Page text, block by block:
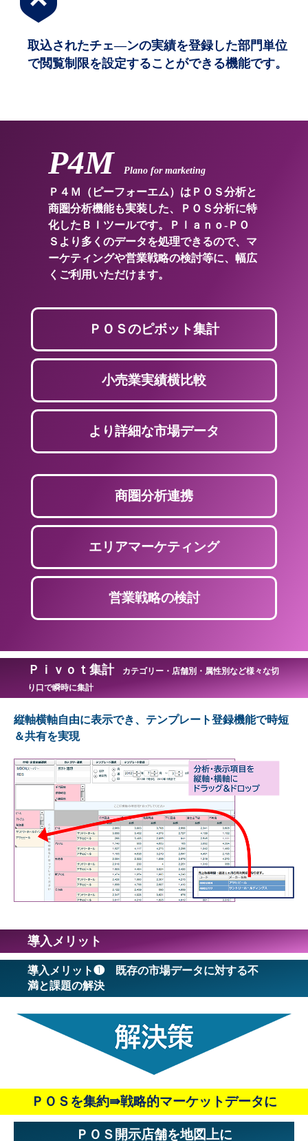
取込されたチェ―ンの実績を登録した部門単位
で閲覧制限を設定することができる機能です。
P4M Plano for marketing
Ｐ４Ｍ（ピーフォーエム）はＰＯＳ分析と
商圏分析機能も実装した、ＰＯＳ分析に特
化したＢＩツールです。Ｐｌａｎｏ-ＰＯ
Ｓより多くのデータを処理できるので、マ
ーケティングや営業戦略の検討等に、幅広
くご利用いただけます。
ＰＯＳのピボット集計
小売業実績横比較
より詳細な市場データ
商圏分析連携
エリアマーケティング
営業戦略の検討
Ｐｉｖｏｔ集計カテゴリー・店舗別・属性別など様々な切
り口で瞬時に集計
縦軸横軸自由に表示でき、テンプレート登録機能で時短
＆共有を実現
導入メリット
導入メリット❶ 既存の市場データに対する不
満と課題の解決
ＰＯＳを集約⇛戦略的マーケットデータに
ＰＯＳ開示店舗を地図上に